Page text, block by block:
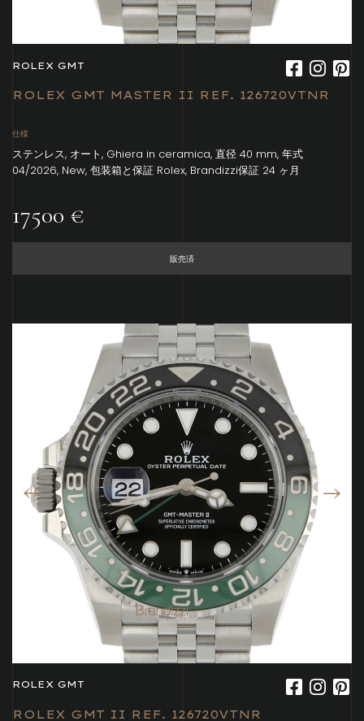
ROLEX GMT
ROLEX GMT MASTER II REF. 126720VTNR
仕様
ステンレス, オート, Ghiera in ceramica, 直径 40 mm, 年式
04/2026, New, 包装箱と保証 Rolex, Brandizzi保証 24 ヶ月
17500 €
販売済
ROLEX GMT
ROLEX GMT II REF. 126720VTNR